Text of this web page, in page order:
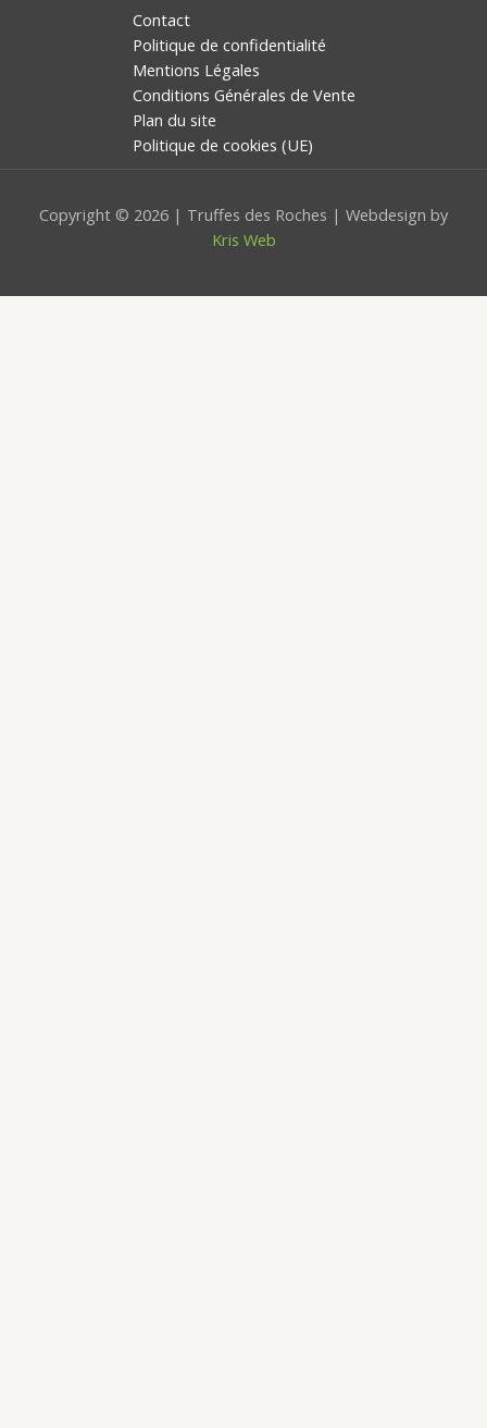
Contact
Politique de confidentialité
Mentions Légales
Conditions Générales de Vente
Plan du site
Politique de cookies (UE)
Copyright © 2026 | Truffes des Roches | Webdesign by
Kris Web